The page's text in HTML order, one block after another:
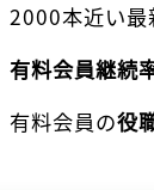
2000本近い最
有料会員継続
有料会員の役